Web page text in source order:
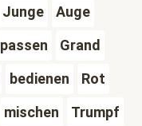
Junge
Auge
passen
Grand
bedienen
Rot
mischen
Trumpf